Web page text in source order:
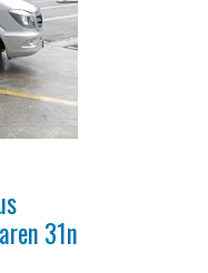
31n